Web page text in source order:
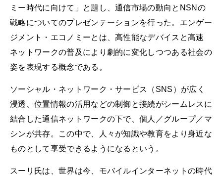
ミー時代に向けて」と題し、通信市場の動向とNSNの
戦略についてのプレゼンテーションを行った。エンゲー
ジメント・エコノミーとは、高性能なデバイスと高速
ネットワークの普及により劇的に変化しつつある社会の
姿を表現する概念である。
ソーシャル・ネットワーク・サービス（SNS）が広く
浸透、位置情報の活用などの制御と接続がシームレスに
結合した通信ネットワークの下で、個人／グループ／マ
シンが共存。この中で、人々が知識や教育をより身近な
ものとして享受できるようになるという。
スーリ氏は、世界は今、モバイルインターネットの時代